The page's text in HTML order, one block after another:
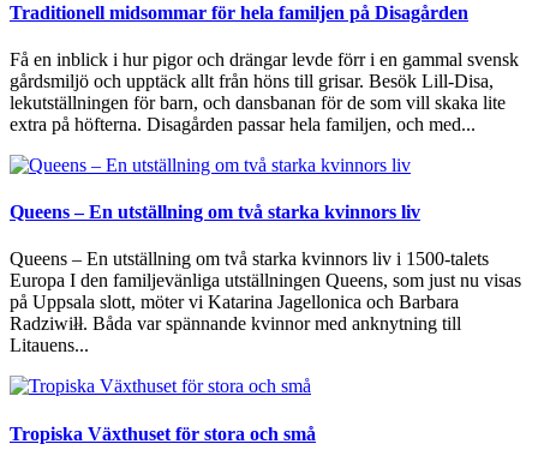
Traditionell midsommar för hela familjen på Disagården
Få en inblick i hur pigor och drängar levde förr i en gammal svensk
gårdsmiljö och upptäck allt från höns till grisar. Besök Lill-Disa,
lekutställningen för barn, och dansbanan för de som vill skaka lite
extra på höfterna. Disagården passar hela familjen, och med...
Queens – En utställning om två starka kvinnors liv
Queens – En utställning om två starka kvinnors liv i 1500-talets
Europa I den familjevänliga utställningen Queens, som just nu visas
på Uppsala slott, möter vi Katarina Jagellonica och Barbara
Radziwiłł. Båda var spännande kvinnor med anknytning till
Litauens...
Tropiska Växthuset för stora och små